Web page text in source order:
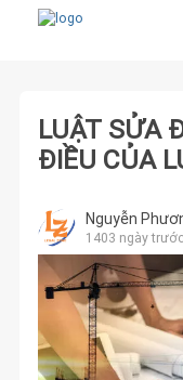
LUẬT SỬA
ĐIỀU CỦA
Nguyễn
1403 ngày trước